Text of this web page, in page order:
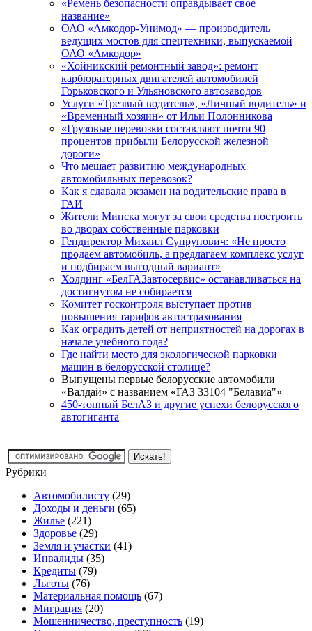
«Ремень безопасности оправдывает свое
название»
ОАО «Амкодор-Унимод» — производитель
ведущих мостов для спецтехники, выпускаемой
ОАО «Амкодор»
«Хойникский ремонтный завод»: ремонт
карбюраторных двигателей автомобилей
Горьковского и Ульяновского автозаводов
Услуги «Трезвый водитель», «Личный водитель» и
«Временный хозяин» от Ильи Полонникова
«Грузовые перевозки составляют почти 90
процентов прибыли Белорусской железной
дороги»
Что мешает развитию международных
автомобильных перевозок?
Как я сдавала экзамен на водительские права в
ГАИ
Жители Минска могут за свои средства построить
во дворах собственные парковки
Гендиректор Михаил Супрунович: «Не просто
продаем автомобиль, а предлагаем комплекс услуг
и подбираем выгодный вариант»
Холдинг «БелГАЗавтосервис» останавливаться на
достигнутом не собирается
Комитет госконтроля выступает против
повышения тарифов автострахования
Как оградить детей от неприятностей на дорогах в
начале учебного года?
Где найти место для экологической парковки
машин в белорусской столице?
Выпущены первые белорусские автомобили
«Валдай» с названием «ГАЗ 33104 "Белавиа"»
450-тонный БелАЗ и другие успехи белорусского
автогиганта
Рубрики
Автомобилисту (29)
Доходы и деньги (65)
Жилье (221)
Здоровье (29)
Земля и участки (41)
Инвалиды (35)
Кредиты (79)
Льготы (76)
Материальная помощь (67)
Миграция (20)
Мошенничество, преступность (19)